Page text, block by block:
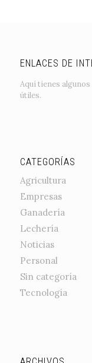
ENLACES DE
Aquí tienes
útiles.
CATEGORÍAS
Agricultura
Empresas
Ganadería
Lechería
Noticias
Personal
Sin categoría
Tecnología